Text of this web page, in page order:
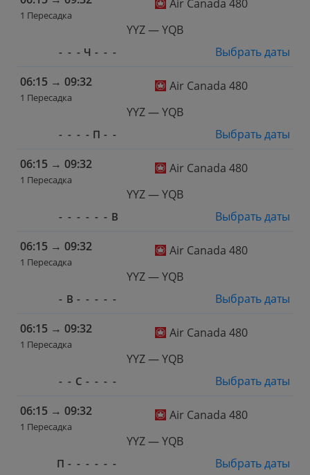
1 Пересадка
Air Canada 480
YYZ — YQB
- - - Ч - - -
Выбрать даты
06:15 → 09:32
1 Пересадка
Air Canada 480
YYZ — YQB
- - - - П - -
Выбрать даты
06:15 → 09:32
1 Пересадка
Air Canada 480
YYZ — YQB
- - - - - - В
Выбрать даты
06:15 → 09:32
1 Пересадка
Air Canada 480
YYZ — YQB
- В - - - - -
Выбрать даты
06:15 → 09:32
1 Пересадка
Air Canada 480
YYZ — YQB
- - С - - - -
Выбрать даты
06:15 → 09:32
1 Пересадка
Air Canada 480
YYZ — YQB
П - - - - - -
Выбрать даты